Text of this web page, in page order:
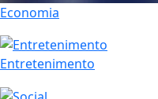
Economia
Entretenimento